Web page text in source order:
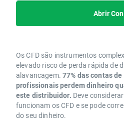
Abrir
Os CFD são instrumentos
elevado risco de perda rápida de
alavancagem. 77% das contas
profissionais perdem dinheiro
este distribuidor. Deve
funcionam os CFD e se pode
do seu dinheiro.